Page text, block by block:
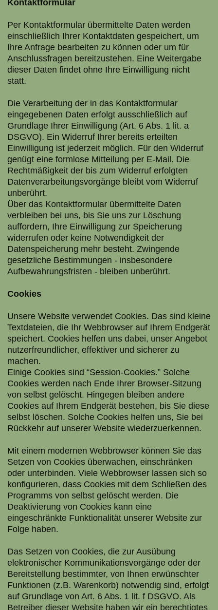
Kontaktformular
Per Kontaktformular übermittelte Daten werden
einschließlich Ihrer Kontaktdaten gespeichert, um
Ihre Anfrage bearbeiten zu können oder um für
Anschlussfragen bereitzustehen. Eine Weitergabe
dieser Daten findet ohne Ihre Einwilligung nicht
statt.
Die Verarbeitung der in das Kontaktformular
eingegebenen Daten erfolgt ausschließlich auf
Grundlage Ihrer Einwilligung (Art. 6 Abs. 1 lit. a
DSGVO). Ein Widerruf Ihrer bereits erteilten
Einwilligung ist jederzeit möglich. Für den Widerruf
genügt eine formlose Mitteilung per E-Mail. Die
Rechtmäßigkeit der bis zum Widerruf erfolgten
Datenverarbeitungsvorgänge bleibt vom Widerruf
unberührt.
Über das Kontaktformular übermittelte Daten
verbleiben bei uns, bis Sie uns zur Löschung
auffordern, Ihre Einwilligung zur Speicherung
widerrufen oder keine Notwendigkeit der
Datenspeicherung mehr besteht. Zwingende
gesetzliche Bestimmungen - insbesondere
Aufbewahrungsfristen - bleiben unberührt.
Cookies
Unsere Website verwendet Cookies. Das sind kleine
Textdateien, die Ihr Webbrowser auf Ihrem Endgerät
speichert. Cookies helfen uns dabei, unser Angebot
nutzerfreundlicher, effektiver und sicherer zu
machen.
Einige Cookies sind “Session-Cookies.” Solche
Cookies werden nach Ende Ihrer Browser-Sitzung
von selbst gelöscht. Hingegen bleiben andere
Cookies auf Ihrem Endgerät bestehen, bis Sie diese
selbst löschen. Solche Cookies helfen uns, Sie bei
Rückkehr auf unserer Website wiederzuerkennen.
Mit einem modernen Webbrowser können Sie das
Setzen von Cookies überwachen, einschränken
oder unterbinden. Viele Webbrowser lassen sich so
konfigurieren, dass Cookies mit dem Schließen des
Programms von selbst gelöscht werden. Die
Deaktivierung von Cookies kann eine
eingeschränkte Funktionalität unserer Website zur
Folge haben.
Das Setzen von Cookies, die zur Ausübung
elektronischer Kommunikationsvorgänge oder der
Bereitstellung bestimmter, von Ihnen erwünschter
Funktionen (z.B. Warenkorb) notwendig sind, erfolgt
auf Grundlage von Art. 6 Abs. 1 lit. f DSGVO. Als
Betreiber dieser Website haben wir ein berechtigtes